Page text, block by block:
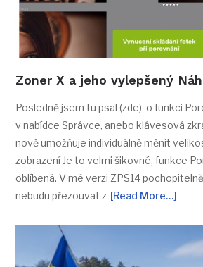
Zoner X a jeho vylepšený
Posledně jsem tu psal (zde) o funkci
v nabídce Správce, anebo klávesová
nově umožňuje individuálně měnit
zobrazení Je to velmi šikovné, funkce
oblíbená. V mé verzi ZPS14
nebudu přezouvat z [Read More…]